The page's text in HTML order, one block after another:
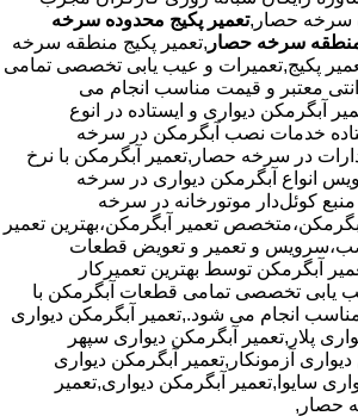
سرخه حصار,تعمیر پکیج محدوده سرخه
سرخه حصار ,تعمیر پکیج منطقه سرخه
پکیج,تعمیرات و عیب یابی تخصصی تمامی
معتبر و قیمت مناسب انجام می
آبگرمکن دیواری و ایستاده در انوع
خدمات نصب آبگرمکن در سرخه
در سرخه حصار,تعمیر آبگرمکن با نرخ
انواع آبگرمکن دیواری در سرخه
کوئل‌دار موتورخانه در سرخه
تعمیر آبگرمکن،بهترین تعمیر
و تعمیر و تعویض قطعات
آبگرمکن توسط بهترین تعمیرکار
یابی تخصصی تمامی قطعات آبگرمکن با
انجام می شود.,تعمیر آبگرمکن دیواری
پلار,تعمیر آبگرمکن دیواری سپهر
دیواری آزمونکار,تعمیر آبگرمکن دیواری
سایوا,تعمیر آبگرمکن دیواری,تعمیر
حصار,